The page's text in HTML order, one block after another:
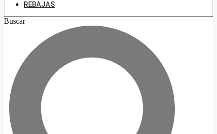
REBAJAS
Buscar